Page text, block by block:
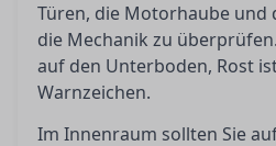
Türen, die Motorhaube und
die Mechanik zu
auf den Unterboden, Rost
Warnzeichen.
Im Innenraum sollten Sie